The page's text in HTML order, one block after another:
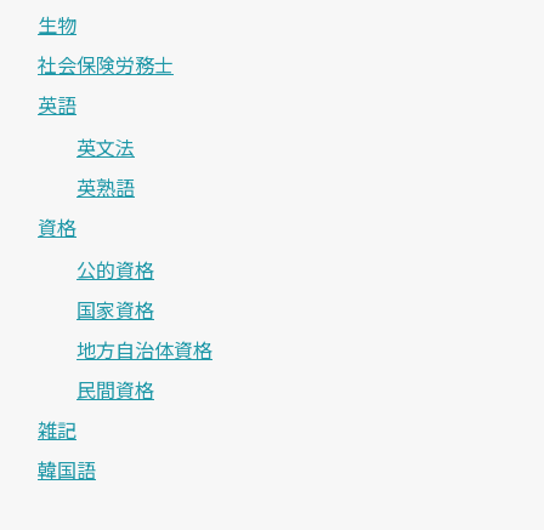
生物
社会保険労務士
英語
英文法
英熟語
資格
公的資格
国家資格
地方自治体資格
民間資格
雑記
韓国語